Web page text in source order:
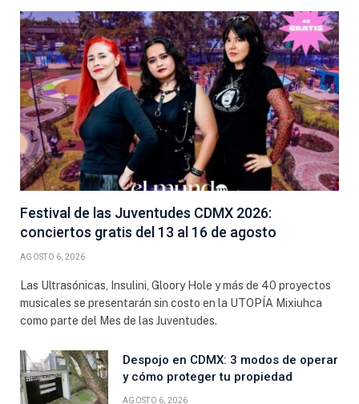
Festival de las Juventudes CDMX 2026:
conciertos gratis del 13 al 16 de agosto
AGOSTO 6, 2026
Las Ultrasónicas, Insulini, Gloory Hole y más de 40 proyectos
musicales se presentarán sin costo en la UTOPÍA Mixiuhca
como parte del Mes de las Juventudes.
Despojo en CDMX: 3 modos de operar
y cómo proteger tu propiedad
AGOSTO 6, 2026